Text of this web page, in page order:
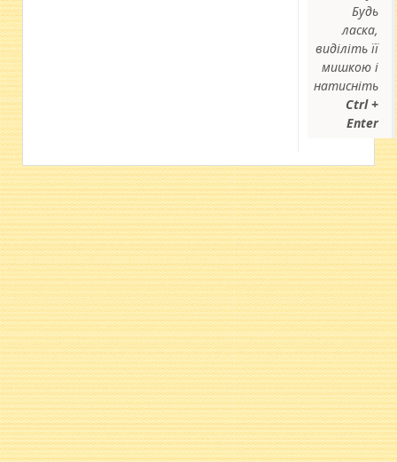
Будь
ласка,
виділіть її
мишкою і
натисніть
Ctrl +
Enter